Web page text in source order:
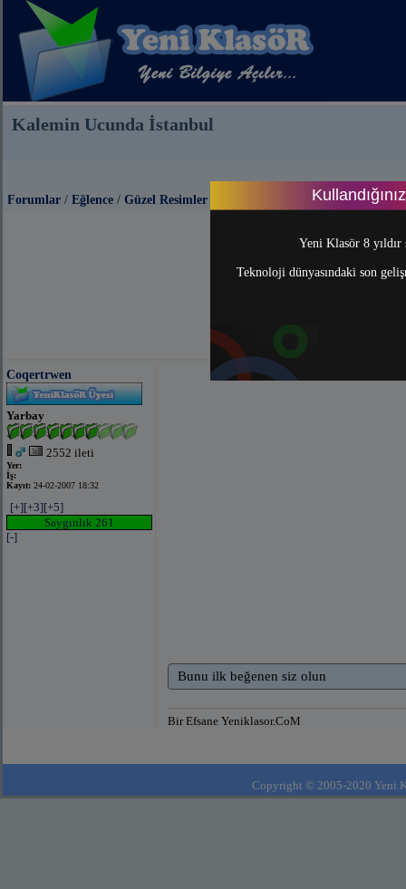
Yeni Klasör 8
Teknoloji dünyasındaki son
Kalemin Ucunda İstanbul
Forumlar / Eğlence / Güzel Resimler
Coqertrwen
Yarbay
2552 ileti
Yer:
İş:
Kayıt: 24-02-2007 18:32
[+][+3][+5]
Saygınlık 261
[-]
Bunu ilk beğenen siz olun
Bir Efsane Yeniklasor.CoM
Copyright © 2005-2020 Yeni